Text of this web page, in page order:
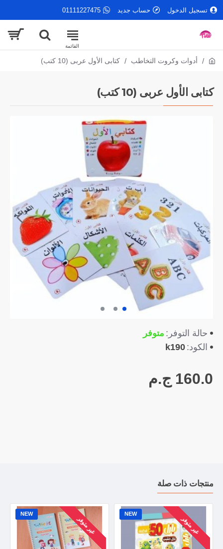
تسجيل الدخول حساب جديد 01111227475
أدوات وكروت التخاطب كتابى الأول عربى (10 كتب)
كتابى الأول عربى (10 كتب)
حالة التوفر: متوفر
الكود: k190
160.0 ج.م
منتجات ذات صلة
NEW
غير متوفر
NEW
غير متوفر